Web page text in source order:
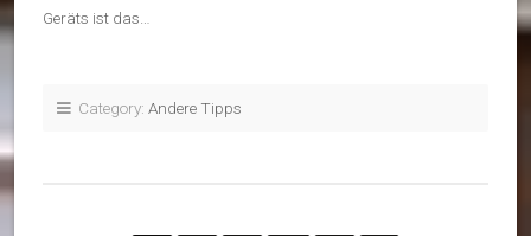
Geräts ist das…
Category: Andere Tipps